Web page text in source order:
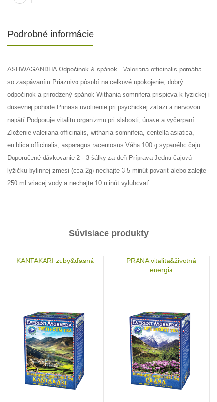
Podrobné informácie
ASHWAGANDHA Odpočinok & spánok Valeriana officinalis pomáha
so zaspávaním Priaznivo pôsobí na celkové upokojenie, dobrý
odpočinok a prirodzený spánok Withania somnifera prispieva k fyzickej i
duševnej pohode Prináša uvoľnenie pri psychickej záťaži a nervovom
napätí Podporuje vitalitu organizmu pri slabosti, únave a vyčerpaní
Zloženie valeriana officinalis, withania somnifera, centella asiatica,
emblica officinalis, asparagus racemosus Váha 100 g sypaného čaju
Doporučené dávkovanie 2 - 3 šálky za deň Príprava Jednu čajovú
lyžičku bylinnej zmesi (cca 2g) nechajte 3-5 minút povariť alebo zalejte
250 ml vriacej vody a nechajte 10 minút vyluhovať
Súvisiace produkty
KANTAKARI zuby&ďasná
PRANA vitalita&životná
energia